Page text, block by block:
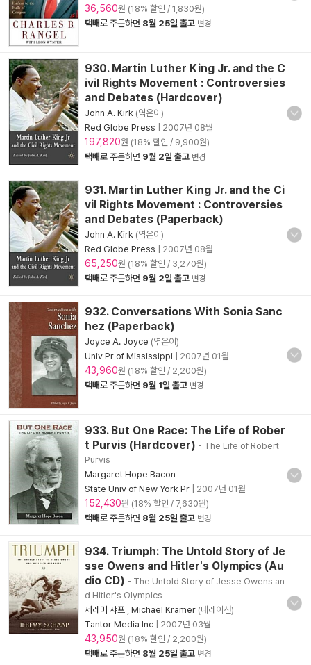
36,560원 (18% 할인 / 1,830원)
택배로 주문하면 8월 25일 출고 변경
930. Martin Luther King Jr. and the C
ivil Rights Movement : Controversies
and Debates (Hardcover)
John A. Kirk (엮은이)
Red Globe Press
2007년 08월
197,820원 (18% 할인 / 9,900원)
택배로 주문하면 9월 2일 출고 변경
931. Martin Luther King Jr. and the Ci
vil Rights Movement : Controversies
and Debates (Paperback)
John A. Kirk (엮은이)
Red Globe Press
2007년 08월
65,250원 (18% 할인 / 3,270원)
택배로 주문하면 9월 2일 출고 변경
932. Conversations With Sonia Sanc
hez (Paperback)
Joyce A. Joyce (엮은이)
Univ Pr of Mississippi
2007년 01월
43,960원 (18% 할인 / 2,200원)
택배로 주문하면 9월 1일 출고 변경
933. But One Race: The Life of Rober
t Purvis (Hardcover) - The Life of Robert
Purvis
Margaret Hope Bacon
State Univ of New York Pr
2007년 01월
152,430원 (18% 할인 / 7,630원)
택배로 주문하면 8월 25일 출고 변경
934. Triumph: The Untold Story of Je
sse Owens and Hitler's Olympics (Au
dio CD) - The Untold Story of Jesse Owens an
d Hitler's Olympics
제레미 샤프 Michael Kramer (내레이션)
Tantor Media Inc
2007년 03월
43,950원 (18% 할인 / 2,200원)
택배로 주문하면 8월 25일 출고 변경